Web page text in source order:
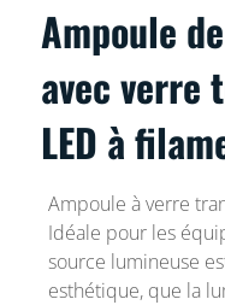
Ampoule
avec verre
LED à
Ampoule à verre
Idéale pour les
source lumineuse
esthétique, que la